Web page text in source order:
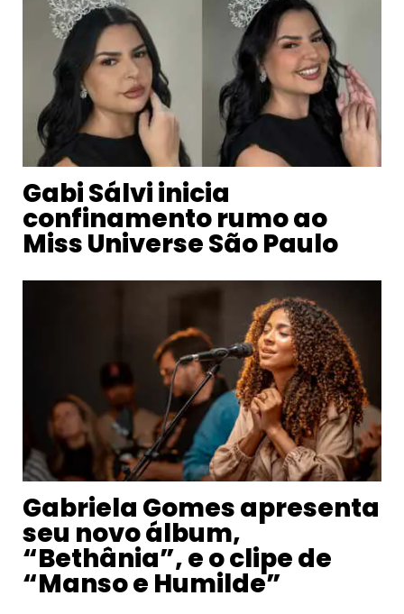
Gabi Sálvi inicia
confinamento rumo ao
Miss Universe São Paulo
Gabriela Gomes apresenta
seu novo álbum,
“Bethânia”, e o clipe de
“Manso e Humilde”